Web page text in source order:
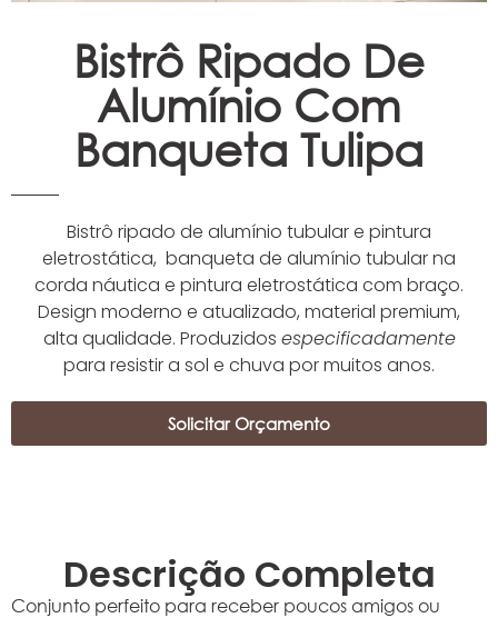
Bistrô Ripado De
Alumínio Com
Banqueta Tulipa
Bistrô ripado de alumínio tubular e pintura
eletrostática, banqueta de alumínio tubular na
corda náutica e pintura eletrostática com braço.
Design moderno e atualizado, material premium,
alta qualidade. Produzidos especificadamente
para resistir a sol e chuva por muitos anos.
Solicitar Orçamento
Descrição Completa
Conjunto perfeito para receber poucos amigos ou